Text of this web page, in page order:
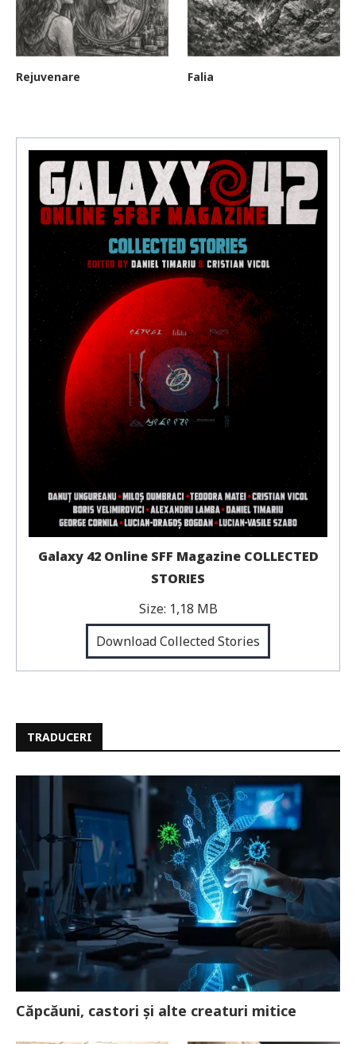
Rejuvenare Falia
Galaxy 42 Online SFF Magazine COLLECTED
STORIES
Size: 1,18 MB
Download Collected Stories
TRADUCERI
Căpcăuni, castori și alte creaturi mitice